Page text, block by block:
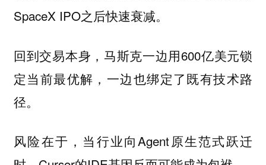
SpaceX IPO之后快速衰减。
回到交易本身，马斯克一边用600亿美元锁
定当前最优解，一边也绑定了既有技术路
径。
风险在于，当行业向Agent原生范式跃迁